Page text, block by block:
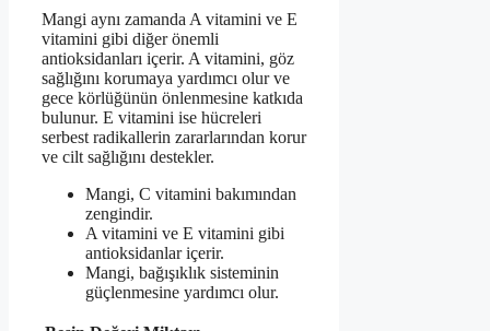
Mangi aynı zamanda A vitamini ve E
vitamini gibi diğer önemli
antioksidanları içerir. A vitamini, göz
sağlığını korumaya yardımcı olur ve
gece körlüğünün önlenmesine katkıda
bulunur. E vitamini ise hücreleri
serbest radikallerin zararlarından korur
ve cilt sağlığını destekler.
Mangi, C vitamini bakımından
zengindir.
A vitamini ve E vitamini gibi
antioksidanlar içerir.
Mangi, bağışıklık sisteminin
güçlenmesine yardımcı olur.